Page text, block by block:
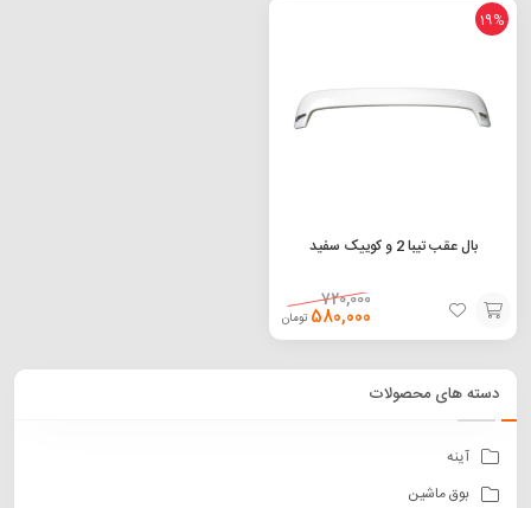
19%
بال عقب تیبا 2 و کوییک سفید
720,000
580,000 تومان
افزودن
سبد
دسته های محصولات
آینه
بوق ماشین